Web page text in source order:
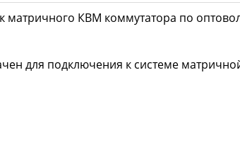
матричного КВМ коммутатора по
для подключения к системе